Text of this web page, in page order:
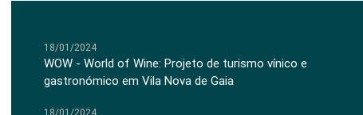
18/01/2024
WOW - World of Wine: Projeto de turismo vínico e
gastronómico em Vila Nova de Gaia
18/01/2024